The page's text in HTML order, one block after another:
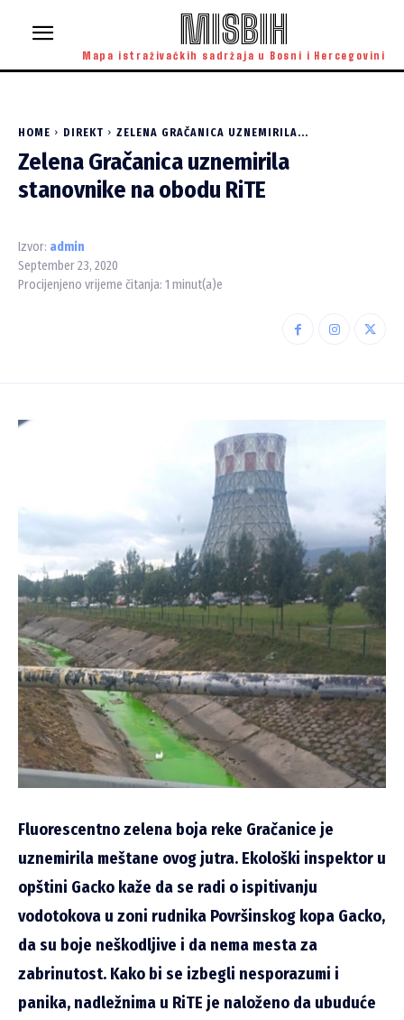
MISBIH
Mapa istraživačkih sadržaja u Bosni i Hercegovini
HOME DIREKT ZELENA GRAČANICA UZNEMIRILA...
Zelena Gračanica uznemirila
stanovnike na obodu RiTE
Izvor: admin
September 23, 2020
Procijenjeno vrijeme čitanja: 1 minut(a)e
Fluorescentno zelena boja reke Gračanice je
uznemirila meštane ovog jutra. Ekološki inspektor u
opštini Gacko kaže da se radi o ispitivanju
vodotokova u zoni rudnika Površinskog kopa Gacko,
da su boje neškodljive i da nema mesta za
zabrinutost. Kako bi se izbegli nesporazumi i
panika, nadležnima u RiTE je naloženo da ubuduće